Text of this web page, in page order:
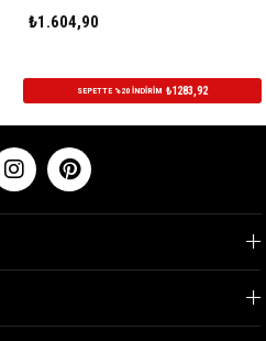
₺1.604,90
SEPETTE %20 İNDİRİM ₺1283,92